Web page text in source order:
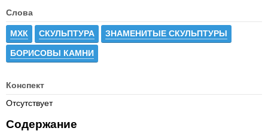
Слова
МХК СКУЛЬПТУРА ЗНАМЕНИТЫЕ СКУЛЬПТУРЫ
БОРИСОВЫ КАМНИ
Конспект
Отсутствует
Содержание